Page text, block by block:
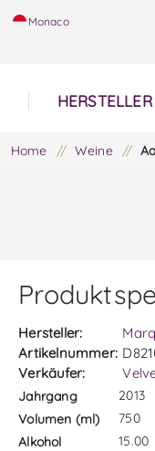
Monaco
HERSTELLER
Home / Weine /
Hersteller:
Artikelnummer:
Verkäufer:
Jahrgang
2013
Volumen (ml)
750
Alkohol
15.00